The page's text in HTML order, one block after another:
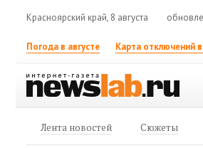
Красноярский край, 8 августа
Погода в августе Карта отключений
Лента новостей Сюжеты